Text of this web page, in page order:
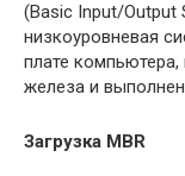
(Basic Input/Output
низкоуровневая
плате
железа и
Загрузка MBR